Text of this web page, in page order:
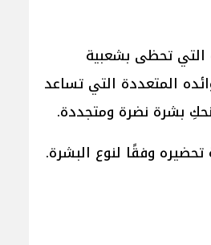
التي تحظى بشعبية
المتعددة التي تساعد
بشرة نضرة ومتجددة.
وفقًا لنوع البشرة.